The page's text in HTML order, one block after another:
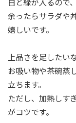
余ったらサラダや
嬉しいです。
上品さを足したい
お吸い物や茶碗蒸
立ちます。
ただし、加熱しす
がコツです。